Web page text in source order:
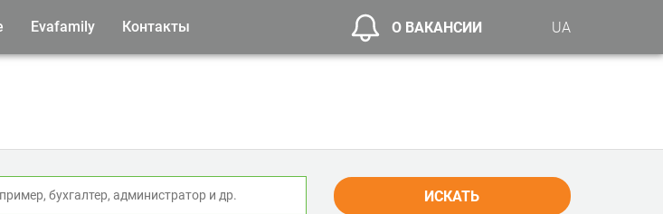
Evafamily Контакты О ВАКАНСИИ UA
ИСКАТЬ